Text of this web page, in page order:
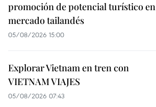
promoción de potencial turístico en
mercado tailandés
05/08/2026 15:00
Explorar Vietnam en tren con
VIETNAM VIAJES
05/08/2026 07:43